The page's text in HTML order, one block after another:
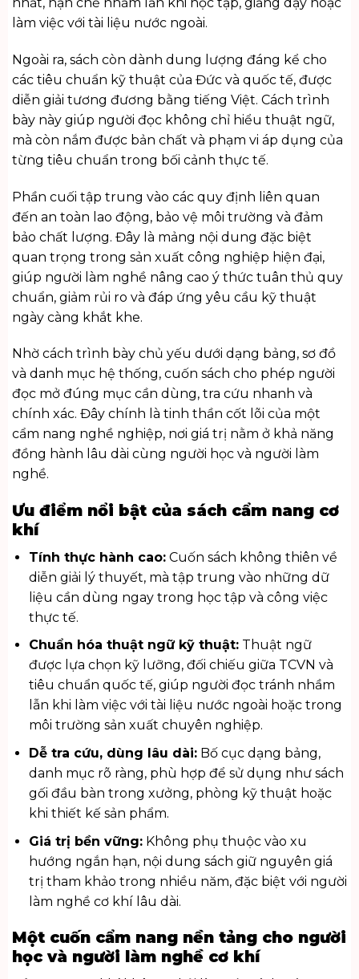
làm việc với tài liệu nước ngoài.
Ngoài ra, sách còn dành dung lượng đáng kể cho
các tiêu chuẩn kỹ thuật của Đức và quốc tế, được
diễn giải tương đương bằng tiếng Việt. Cách trình
bày này giúp người đọc không chỉ hiểu thuật ngữ,
mà còn nắm được bản chất và phạm vi áp dụng của
từng tiêu chuẩn trong bối cảnh thực tế.
Phần cuối tập trung vào các quy định liên quan
đến an toàn lao động, bảo vệ môi trường và đảm
bảo chất lượng. Đây là mảng nội dung đặc biệt
quan trọng trong sản xuất công nghiệp hiện đại,
giúp người làm nghề nâng cao ý thức tuân thủ quy
chuẩn, giảm rủi ro và đáp ứng yêu cầu kỹ thuật
ngày càng khắt khe.
Nhờ cách trình bày chủ yếu dưới dạng bảng, sơ đồ
và danh mục hệ thống, cuốn sách cho phép người
đọc mở đúng mục cần dùng, tra cứu nhanh và
chính xác. Đây chính là tinh thần cốt lõi của một
cẩm nang nghề nghiệp, nơi giá trị nằm ở khả năng
đồng hành lâu dài cùng người học và người làm
nghề.
Ưu điểm nổi bật của sách cẩm nang cơ
khí
Tính thực hành cao:Cuốn sách không thiên về
diễn giải lý thuyết, mà tập trung vào những dữ
liệu cần dùng ngay trong học tập và công việc
thực tế.
Chuẩn hóa thuật ngữ kỹ thuật:Thuật ngữ
được lựa chọn kỹ lưỡng, đối chiếu giữa TCVN và
tiêu chuẩn quốc tế, giúp người đọc tránh nhầm
lẫn khi làm việc với tài liệu nước ngoài hoặc trong
môi trường sản xuất chuyên nghiệp.
Dễ tra cứu, dùng lâu dài:Bố cục dạng bảng,
danh mục rõ ràng, phù hợp để sử dụng như sách
gối đầu bàn trong xưởng, phòng kỹ thuật hoặc
khi thiết kế sản phẩm.
Giá trị bền vững:Không phụ thuộc vào xu
hướng ngắn hạn, nội dung sách giữ nguyên giá
trị tham khảo trong nhiều năm, đặc biệt với người
làm nghề cơ khí lâu dài.
Một cuốn cẩm nang nền tảng cho người
học và người làm nghề cơ khí